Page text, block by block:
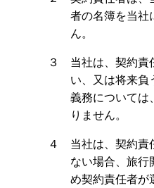
者の名簿を当社
ん。
３ 当社は、契約責
い、又は将来負
義務については
りません。
４ 当社は、契約責
ない場合、旅行
め契約責任者が